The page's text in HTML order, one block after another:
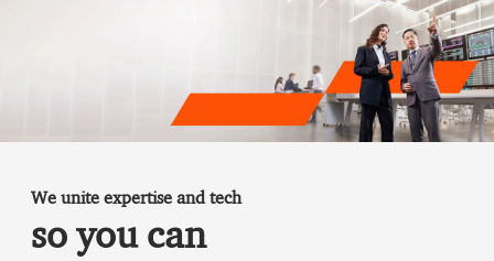
We unite expertise and tech
so you can